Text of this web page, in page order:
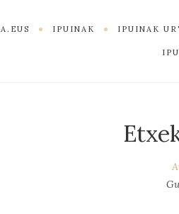
IPUINAK IPUINAK